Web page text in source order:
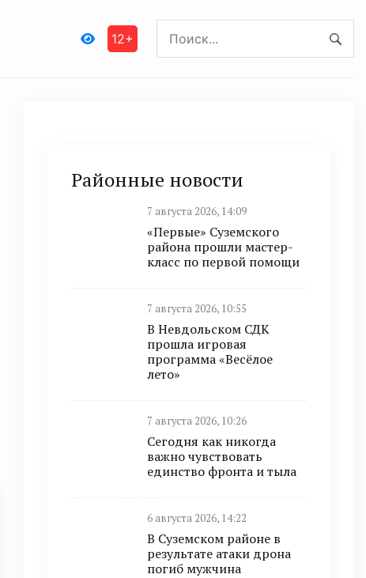
12+
Районные новости
7 августа 2026, 14:09
«Первые» Суземского
района прошли мастер-
класс по первой помощи
7 августа 2026, 10:55
В Невдольском СДК
прошла игровая
программа «Весёлое
лето»
7 августа 2026, 10:26
Сегодня как никогда
важно чувствовать
единство фронта и тыла
6 августа 2026, 14:22
В Суземском районе в
результате атаки дрона
погиб мужчина